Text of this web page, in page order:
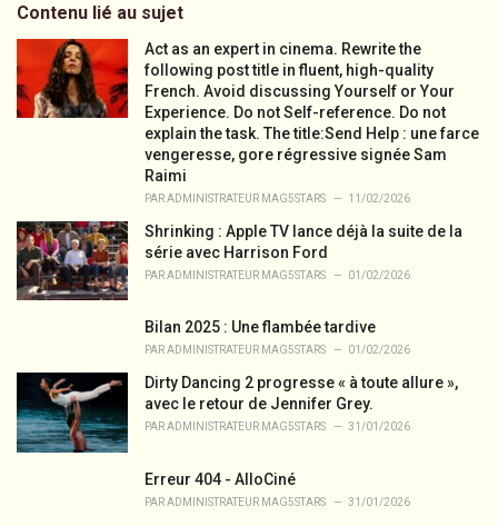
:Contenu lié au sujet
Act as an expert in cinema. Rewrite the
following post title in fluent, high-quality
French. Avoid discussing Yourself or Your
Experience. Do not Self-reference. Do not
explain the task. The title:Send Help : une farce
vengeresse, gore régressive signée Sam
Raimi
PARADMINISTRATEUR MAG5STARS 11/02/2026
Shrinking : Apple TV lance déjà la suite de la
série avec Harrison Ford
PARADMINISTRATEUR MAG5STARS 01/02/2026
Bilan 2025 : Une flambée tardive
PARADMINISTRATEUR MAG5STARS 01/02/2026
Dirty Dancing 2 progresse « à toute allure »,
avec le retour de Jennifer Grey.
PARADMINISTRATEUR MAG5STARS 31/01/2026
Erreur 404 - AlloCiné
PARADMINISTRATEUR MAG5STARS 31/01/2026